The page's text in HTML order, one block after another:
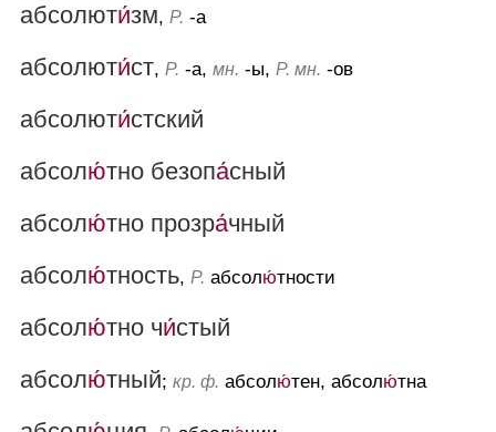
абсолюти́зм, Р. -а
абсолюти́ст, Р. -а, мн. -ы, Р. мн. -ов
абсолюти́стский
абсолю́тно безопа́сный
абсолю́тно прозра́чный
абсолю́тность, Р. абсолю́тности
абсолю́тно чи́стый
абсолю́тный; кр. ф. абсолю́тен, абсолю́тна